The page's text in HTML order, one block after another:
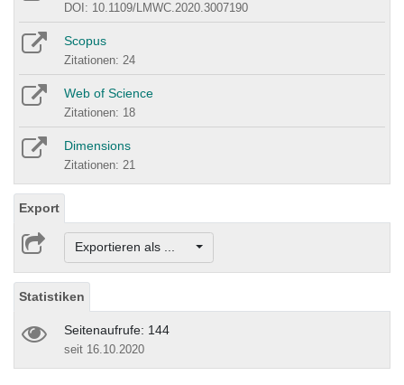
DOI: 10.1109/LMWC.2020.3007190
Scopus
Zitationen: 24
Web of Science
Zitationen: 18
Dimensions
Zitationen: 21
Export
Exportieren als ...
Statistiken
Seitenaufrufe: 144
seit 16.10.2020